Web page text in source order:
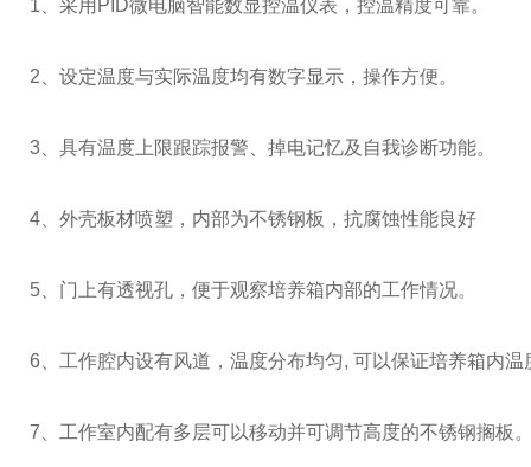
1、采用PID微电脑智能数显控温仪表，控温精度可靠。
2、设定温度与实际温度均有数字显示，操作方便。
3、具有温度上限跟踪报警、掉电记忆及自我诊断功能。
4、外壳板材喷塑，内部为不锈钢板，抗腐蚀性能良好
5、门上有透视孔，便于观察培养箱内部的工作情况。
6、工作腔内设有风道，温度分布均匀, 可以保证培养箱内温
7、工作室内配有多层可以移动并可调节高度的不锈钢搁板